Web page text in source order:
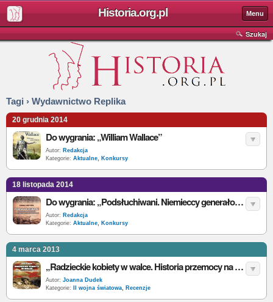
Historia.org.pl Menu
Szukaj
Tagi › Wydawnictwo Replika
20 grudnia 2014
Do wygrania: „William Wallace”
Autor: Redakcja
Kategorie: Aktualne, Konkursy
18 listopada 2014
Do wygrania: „Podsłuchiwani. Niemieccy generałowie w brytyjskiej niewoli 1942-1945”
Autor: Redakcja
Kategorie: Aktualne, Konkursy
4 marca 2013
„Radzieckie kobiety w walce. Historia przemocy na froncie wschodnim” – A. Krylova – recenzja
Autor: Joanna Dudek
Kategorie:
II wojna światowa, Recenzje